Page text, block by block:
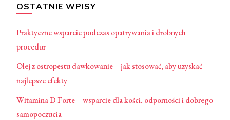
OSTATNIE WPISY
Praktyczne wsparcie podczas opatrywania i drobnych
procedur
Olej z ostropestu dawkowanie – jak stosować, aby uzyskać
najlepsze efekty
Witamina D Forte – wsparcie dla kości, odporności i dobrego
samopoczucia